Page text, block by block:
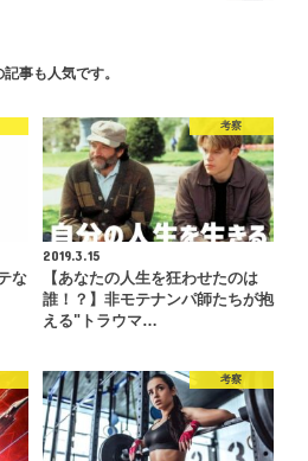
事も人気です。
な
考察
2019.3.15
【あなたの人生を狂わせたのは
誰！？】非モテナンパ師たちが抱
える"トラウマ…
考察